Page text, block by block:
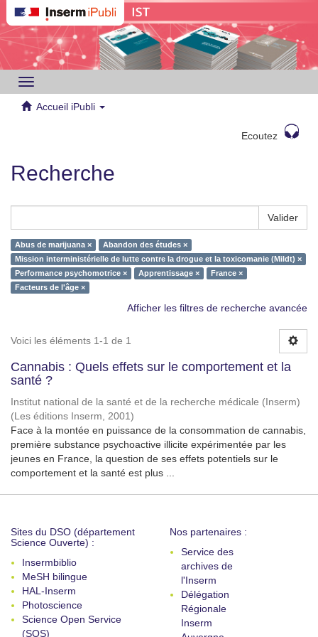
Toggle
navigation
Accueil iPubli
Ecoutez
Recherche
Valider
Abus de marijuana ×
Abandon des études ×
Mission interministérielle de lutte contre la drogue et la toxicomanie (Mildt) ×
Performance psychomotrice ×
Apprentissage ×
France ×
Facteurs de l'âge ×
Afficher les filtres de recherche avancée
Voici les éléments 1-1 de 1
Cannabis : Quels effets sur le comportement et la
santé ?
Institut national de la santé et de la recherche médicale (Inserm)
(Les éditions Inserm, 2001)
Face à la montée en puissance de la consommation de cannabis,
première substance psychoactive illicite expérimentée par les
jeunes en France, la question de ses effets potentiels sur le
comportement et la santé est plus ...
Sites du DSO (département
Science Ouverte) :
Insermbiblio
MeSH bilingue
HAL-Inserm
Photoscience
Science Open Service
(SOS)
Nos partenaires :
Service des
archives de
l'Inserm
Délégation
Régionale
Inserm